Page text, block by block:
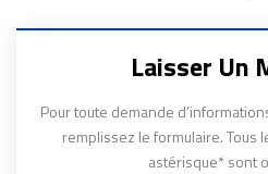
Laisser Un
Pour toute demande
remplissez le formulaire. Tous
astérisque* sont